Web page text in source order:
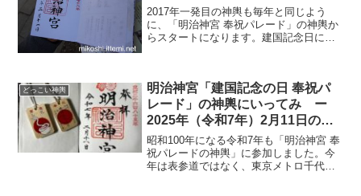
2017年一発目の神輿も毎年と同じよう
に、「明治神宮 奉祝パレード」の神輿か
らスタートになります。建国記念日に毎
になります。そ...
どっこい神輿
明治神宮「建国記念の日 奉祝パ
レード」の神輿にいってみ ー
2025年（令和7年）2月11日の建
国記念日
昭和100年になる令和7年も「明治神宮 奉
祝パレードの神輿」に参加しました。今
年は表参道ではなく、東京メトロ千代田